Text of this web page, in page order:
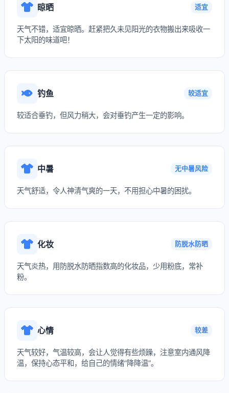
晾晒 适宜
天气不错，适宜晾晒。赶紧把久未见阳光的衣物搬出来吸收一
下太阳的味道吧！
钓鱼 较适宜
较适合垂钓，但风力稍大，会对垂钓产生一定的影响。
中暑 无中暑风险
天气舒适，令人神清气爽的一天，不用担心中暑的困扰。
化妆 防脱水防晒
天气炎热，用防脱水防晒指数高的化妆品，少用粉底，常补
粉。
心情 较差
天气较好，气温较高，会让人觉得有些烦躁，注意室内通风降
温，保持心态平和，给自己的情绪“降降温”。